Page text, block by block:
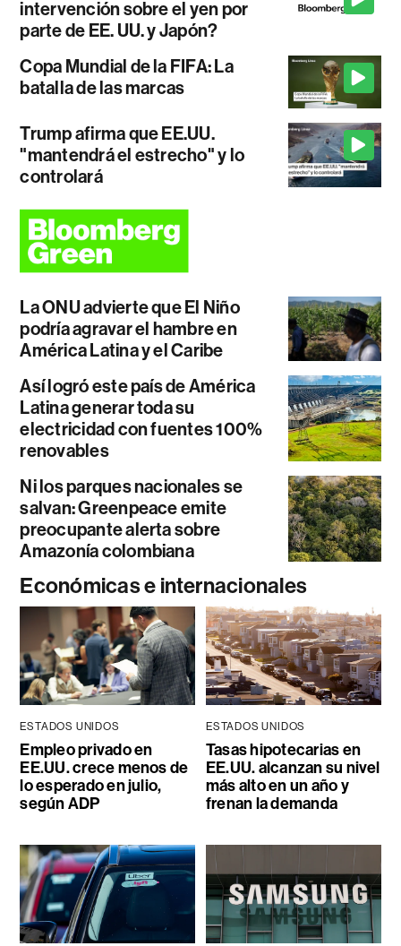
intervención sobre el yen por
parte de EE. UU. y Japón?
Copa Mundial de la FIFA: La
batalla de las marcas
Trump afirma que EE.UU.
"mantendrá el estrecho" y lo
controlará
La ONU advierte que El Niño
podría agravar el hambre en
América Latina y el Caribe
Así logró este país de América
Latina generar toda su
electricidad con fuentes 100%
renovables
Ni los parques nacionales se
salvan: Greenpeace emite
preocupante alerta sobre
Amazonía colombiana
Económicas e internacionales
ESTADOS UNIDOS
Empleo privado en
EE.UU. crece menos de
lo esperado en julio,
según ADP
ESTADOS UNIDOS
Tasas hipotecarias en
EE.UU. alcanzan su nivel
más alto en un año y
frenan la demanda